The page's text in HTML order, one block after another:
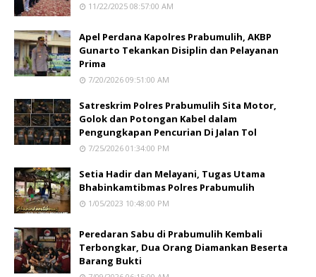
11/22/2025 08:57:00 AM
Apel Perdana Kapolres Prabumulih, AKBP
Gunarto Tekankan Disiplin dan Pelayanan
Prima
7/20/2026 09:51:00 AM
Satreskrim Polres Prabumulih Sita Motor,
Golok dan Potongan Kabel dalam
Pengungkapan Pencurian Di Jalan Tol
7/25/2026 01:34:00 PM
Setia Hadir dan Melayani, Tugas Utama
Bhabinkamtibmas Polres Prabumulih
1/05/2023 10:48:00 PM
Peredaran Sabu di Prabumulih Kembali
Terbongkar, Dua Orang Diamankan Beserta
Barang Bukti